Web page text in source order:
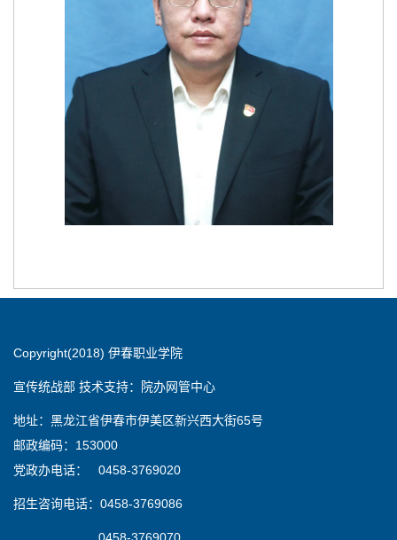
Copyright(2018) 伊春职业学院
宣传统战部 技术支持：院办网管中心
地址：黑龙江省伊春市伊美区新兴西大街65号
邮政编码：153000
党政办电话： 0458-3769020
招生咨询电话：0458-3769086